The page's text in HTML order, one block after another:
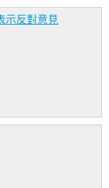
示反對意見